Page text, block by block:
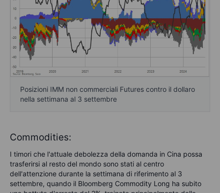
Posizioni IMM non commerciali Futures contro il dollaro
nella settimana al 3 settembre
Commodities:
I timori che l'attuale debolezza della domanda in Cina possa
trasferirsi al resto del mondo sono stati al centro
dell'attenzione durante la settimana di riferimento al 3
settembre, quando il Bloomberg Commodity Long ha subito